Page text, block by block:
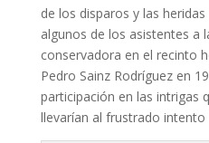
de los disparos y las
algunos de los asistentes a
conservadora en el recinto
Pedro Sainz Rodríguez en
participación en las intrigas
llevarían al frustrado intento